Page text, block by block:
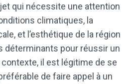
qui nécessite une attention
climatiques, la
et l’esthétique de la région
déterminants pour réussir un
il est légitime de se
de faire appel à un